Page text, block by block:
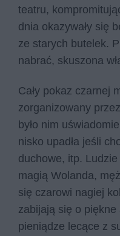
teatru,
dnia okazywały się
ze starych butelek.
nabrać, skuszona
Cały pokaz czarnej
zorganizowany
było nim
nisko upadła jeśli
duchowe, itp.
magią Wolanda,
się czarowi nagiej
zabijają się o
pieniądze lecące z